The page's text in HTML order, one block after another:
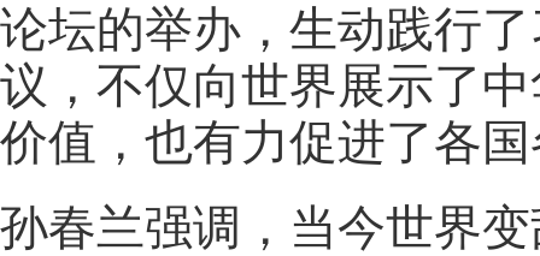
论坛的举办，生动践行
议，不仅向世界展示了
价值，也有力促进了各
孙春兰强调，当今世界